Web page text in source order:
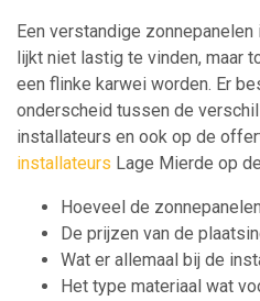
Een verstandige
lijkt niet lastig te vinden, maar
een flinke karwei worden. Er
onderscheid tussen de
installateurs en ook op de
installateurs Lage Mierde op
Hoeveel de
De prijzen van de
Wat er allemaal bij de
Het type materiaal wat